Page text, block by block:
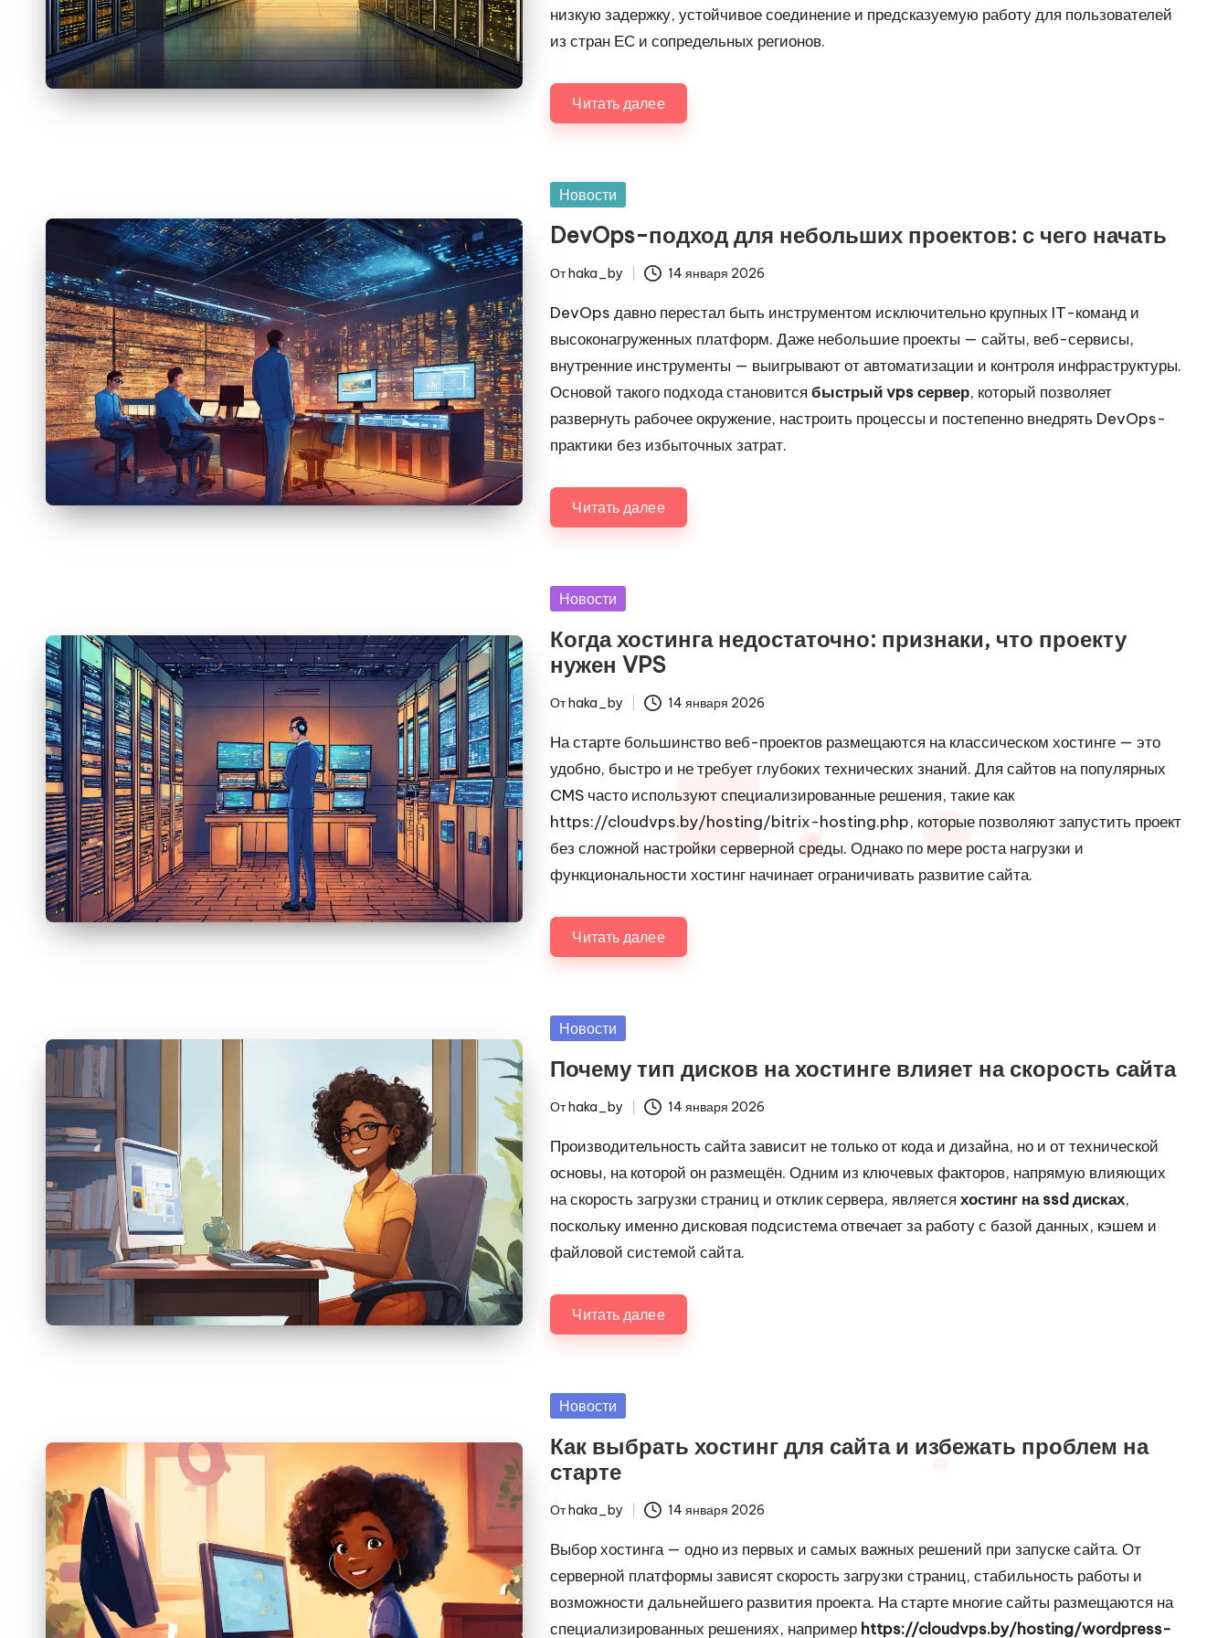
низкую задержку, устойчивое соединение и предсказуемую работу для пользователей
из стран ЕС и сопредельных регионов.
Читать далее
Опубликовано
Новости
DevOps-подход для небольших проектов: с чего начать
Запись
от
Отhaka_by 14 января 2026
DevOps давно перестал быть инструментом исключительно крупных IT-команд и
высоконагруженных платформ. Даже небольшие проекты — сайты, веб-сервисы,
внутренние инструменты — выигрывают от автоматизации и контроля инфраструктуры.
Основой такого подхода становитсябыстрый vps сервер, который позволяет
развернуть рабочее окружение, настроить процессы и постепенно внедрять DevOps-
практики без избыточных затрат.
Читать далее
Опубликовано
Новости
Когда хостинга недостаточно: признаки, что проекту
нужен VPS
Запись
от
Отhaka_by 14 января 2026
На старте большинство веб-проектов размещаются на классическом хостинге — это
удобно, быстро и не требует глубоких технических знаний. Для сайтов на популярных
CMS часто используют специализированные решения, такие как
https://cloudvps.by/hosting/bitrix-hosting.php, которые позволяют запустить проект
без сложной настройки серверной среды. Однако по мере роста нагрузки и
функциональности хостинг начинает ограничивать развитие сайта.
Читать далее
Опубликовано
Новости
Почему тип дисков на хостинге влияет на скорость сайта
Запись
от
Отhaka_by 14 января 2026
Производительность сайта зависит не только от кода и дизайна, но и от технической
основы, на которой он размещён. Одним из ключевых факторов, напрямую влияющих
на скорость загрузки страниц и отклик сервера, являетсяхостинг на ssd дисках,
поскольку именно дисковая подсистема отвечает за работу с базой данных, кэшем и
файловой системой сайта.
Читать далее
Опубликовано
Новости
Как выбрать хостинг для сайта и избежать проблем на
старте
Запись
от
Отhaka_by 14 января 2026
Выбор хостинга — одно из первых и самых важных решений при запуске сайта. От
серверной платформы зависят скорость загрузки страниц, стабильность работы и
возможности дальнейшего развития проекта. На старте многие сайты размещаются на
специализированных решениях, например https://cloudvps.by/hosting/wordpress-